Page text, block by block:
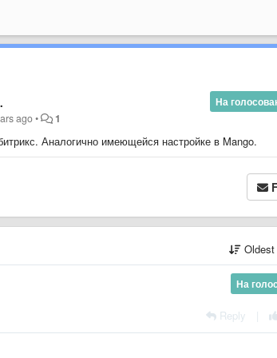
На
ago• 1
Аналогично имеющейся настройке в Mango.
Oldest
На
Reply